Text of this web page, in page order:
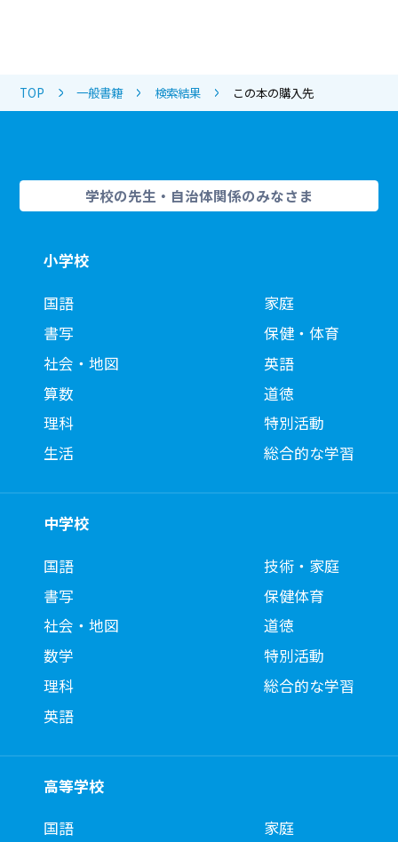
TOP 一般書籍 検索結果 この本の購入先
学校の先生・自治体関係のみなさま
小学校
国語
書写
社会・地図
算数
理科
生活
家庭
保健・体育
英語
道徳
特別活動
総合的な学習
中学校
国語
書写
社会・地図
数学
理科
英語
技術・家庭
保健体育
道徳
特別活動
総合的な学習
高等学校
国語
家庭